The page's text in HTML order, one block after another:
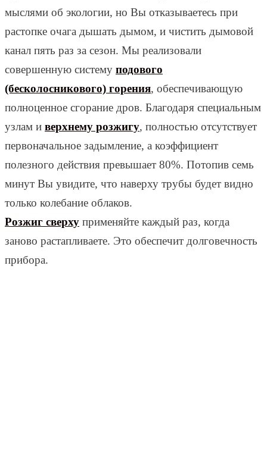
мыслями об экологии, но Вы отказываетесь при
растопке очага дышать дымом, и чистить дымовой
канал пять раз за сезон. Мы реализовали
совершенную систему подового
(бесколосникового) горения, обеспечивающую
полноценное сгорание дров. Благодаря специальным
узлам и верхнему розжигу, полностью отсутствует
первоначальное задымление, а коэффициент
полезного действия превышает 80%. Потопив семь
минут Вы увидите, что наверху трубы будет видно
только колебание облаков.
Розжиг сверху применяйте каждый раз, когда
заново растапливаете. Это обеспечит долговечность
прибора.